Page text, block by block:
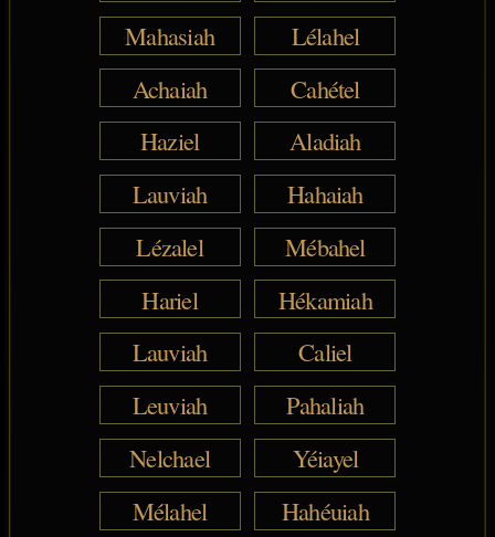
Mahasiah
Lélahel
Achaiah
Cahétel
Haziel
Aladiah
Lauviah
Hahaiah
Lézalel
Mébahel
Hariel
Hékamiah
Lauviah
Caliel
Leuviah
Pahaliah
Nelchael
Yéiayel
Mélahel
Hahéuiah